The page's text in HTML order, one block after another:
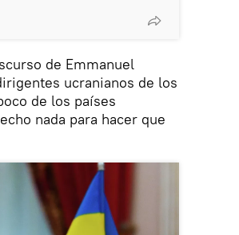
de Emmanuel
ucranianos de los
de los países
nada para hacer que